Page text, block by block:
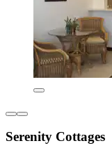
Serenity Cottages